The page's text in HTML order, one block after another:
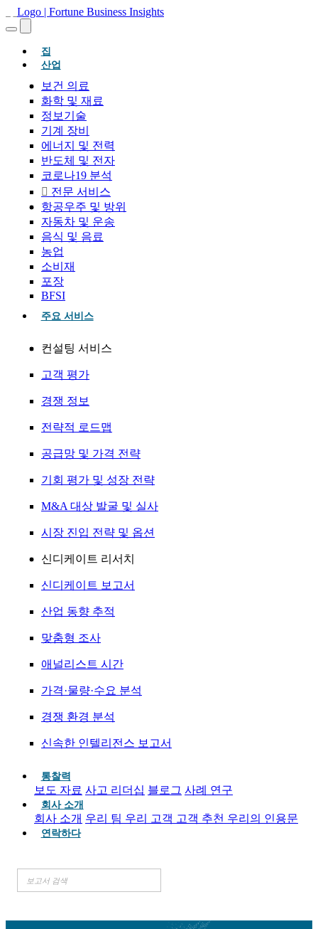
집(현재의)
산업
보건 의료
화학 및 재료
정보기술
기계 장비
에너지 및 전력
반도체 및 전자
코로나19 분석
전문 서비스
항공우주 및 방위
자동차 및 운송
음식 및 음료
농업
소비재
포장
BFSI
주요 서비스
컨설팅 서비스
고객 평가
경쟁 정보
전략적 로드맵
공급망 및 가격 전략
기회 평가 및 성장 전략
M&A 대상 발굴 및 실사
시장 진입 전략 및 옵션
신디케이트 리서치
신디케이트 보고서
산업 동향 추적
맞춤형 조사
애널리스트 시간
가격·물량·수요 분석
경쟁 환경 분석
신속한 인텔리전스 보고서
통찰력
보도 자료 사고 리더십 블로그 사례 연구
회사 소개
회사 소개 우리 팀 우리 고객 고객 추천 우리의 인용문
연락하다